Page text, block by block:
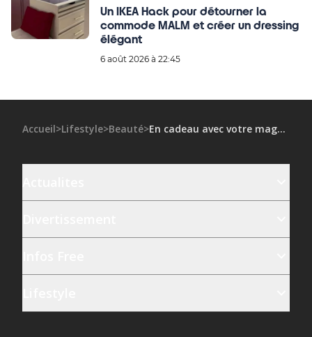
Un IKEA Hack pour détourner la
commode MALM et créer un dressing
élégant
6 août 2026 à 22:45
Accueil>Lifestyle>Beauté> En cadeau avec votre magazine ELLE : Banana Rush, la nouvelle fragrance de Juliette has a gun